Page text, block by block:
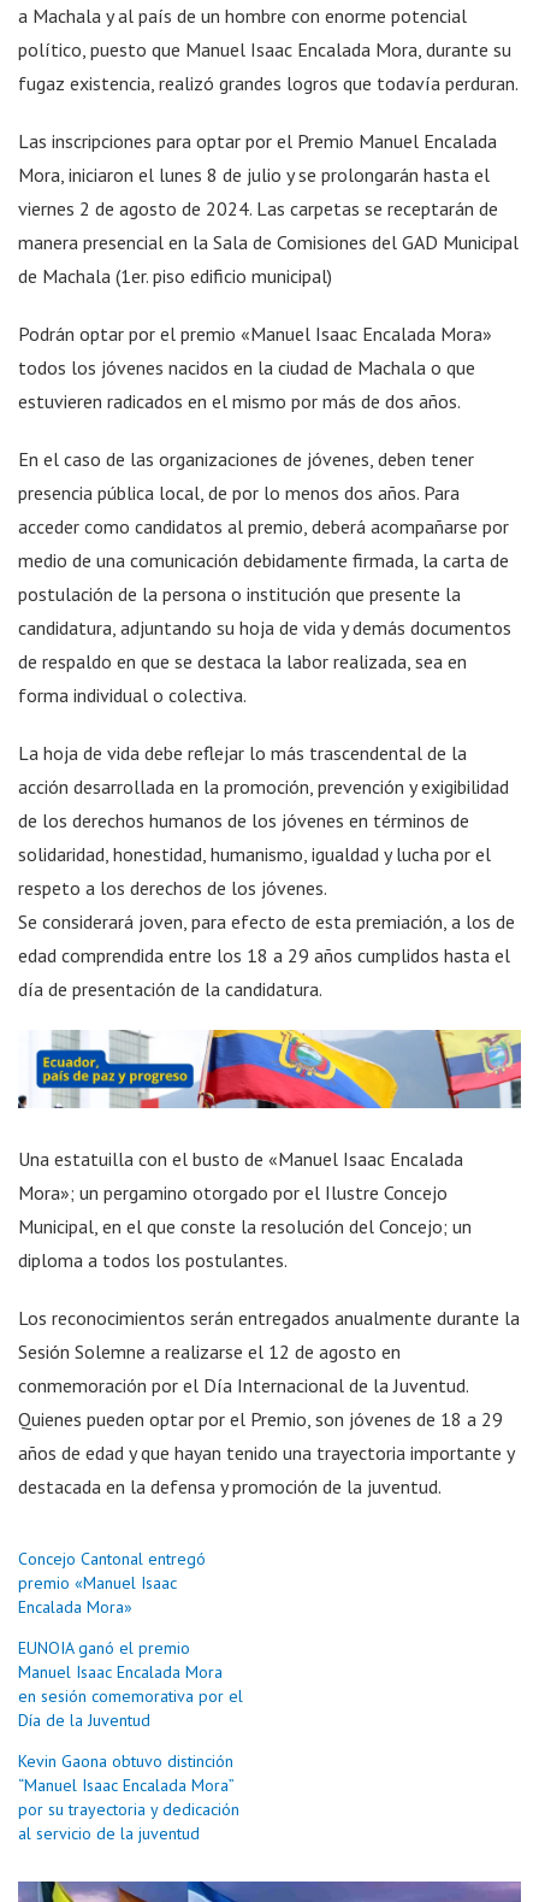
a Machala y al país de un hombre con enorme potencial
político, puesto que Manuel Isaac Encalada Mora, durante su
fugaz existencia, realizó grandes logros que todavía perduran.
Las inscripciones para optar por el Premio Manuel Encalada
Mora, iniciaron el lunes 8 de julio y se prolongarán hasta el
viernes 2 de agosto de 2024. Las carpetas se receptarán de
manera presencial en la Sala de Comisiones del GAD Municipal
de Machala (1er. piso edificio municipal)
Podrán optar por el premio «Manuel Isaac Encalada Mora»
todos los jóvenes nacidos en la ciudad de Machala o que
estuvieren radicados en el mismo por más de dos años.
En el caso de las organizaciones de jóvenes, deben tener
presencia pública local, de por lo menos dos años. Para
acceder como candidatos al premio, deberá acompañarse por
medio de una comunicación debidamente firmada, la carta de
postulación de la persona o institución que presente la
candidatura, adjuntando su hoja de vida y demás documentos
de respaldo en que se destaca la labor realizada, sea en
forma individual o colectiva.
La hoja de vida debe reflejar lo más trascendental de la
acción desarrollada en la promoción, prevención y exigibilidad
de los derechos humanos de los jóvenes en términos de
solidaridad, honestidad, humanismo, igualdad y lucha por el
respeto a los derechos de los jóvenes.
Se considerará joven, para efecto de esta premiación, a los de
edad comprendida entre los 18 a 29 años cumplidos hasta el
día de presentación de la candidatura.
Una estatuilla con el busto de «Manuel Isaac Encalada
Mora»; un pergamino otorgado por el Ilustre Concejo
Municipal, en el que conste la resolución del Concejo; un
diploma a todos los postulantes.
Los reconocimientos serán entregados anualmente durante la
Sesión Solemne a realizarse el 12 de agosto en
conmemoración por el Día Internacional de la Juventud.
Quienes pueden optar por el Premio, son jóvenes de 18 a 29
años de edad y que hayan tenido una trayectoria importante y
destacada en la defensa y promoción de la juventud.
Concejo Cantonal entregó
premio «Manuel Isaac
Encalada Mora»
EUNOIA ganó el premio
Manuel Isaac Encalada Mora
en sesión comemorativa por el
Día de la Juventud
Kevin Gaona obtuvo distinción
“Manuel Isaac Encalada Mora”
por su trayectoria y dedicación
al servicio de la juventud